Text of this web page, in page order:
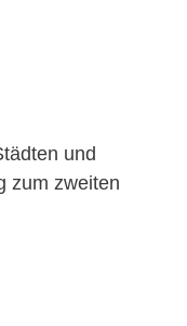
und
zum zweiten